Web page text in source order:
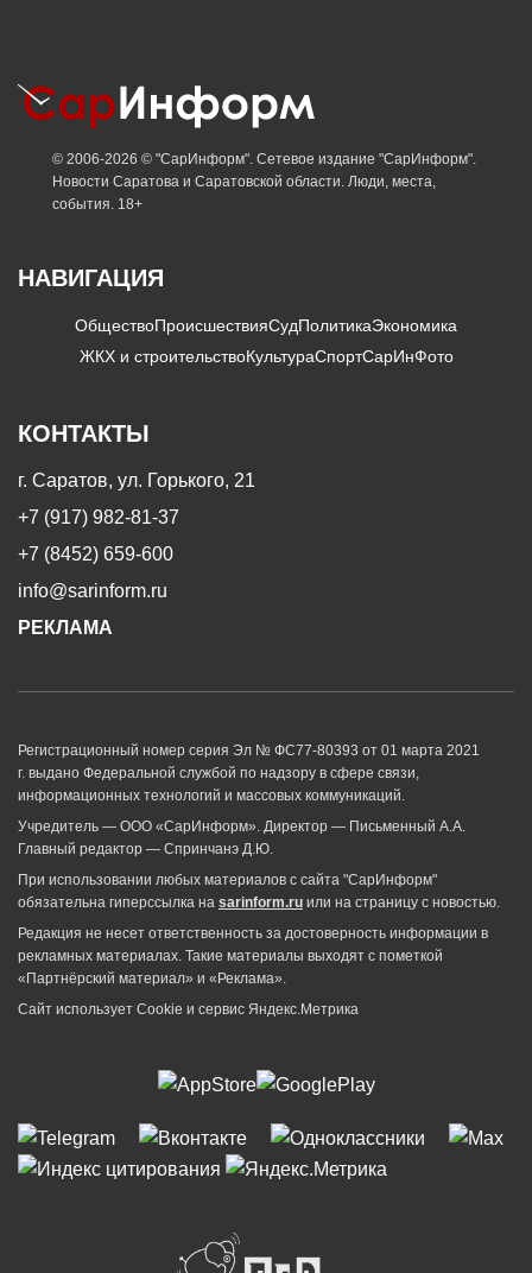
© 2006-2026 © "СарИнформ". Сетевое издание "СарИнформ".
Новости Саратова и Саратовской области. Люди, места,
события. 18+
НАВИГАЦИЯ
ОбществоПроисшествияСудПолитикаЭкономика
ЖКХ и строительствоКультураСпортСарИнФото
КОНТАКТЫ
г. Саратов, ул. Горького, 21
+7 (917) 982-81-37
+7 (8452) 659-600
info@sarinform.ru
РЕКЛАМА
Регистрационный номер серия Эл № ФС77-80393 от 01 марта 2021
г. выдано Федеральной службой по надзору в сфере связи,
информационных технологий и массовых коммуникаций.
Учредитель — ООО «СарИнформ». Директор — Письменный А.А.
Главный редактор — Спринчанэ Д.Ю.
При использовании любых материалов с сайта "СарИнформ"
обязательна гиперссылка на sarinform.ru или на страницу с новостью.
Редакция не несет ответственность за достоверность информации в
рекламных материалах. Такие материалы выходят с пометкой
«Партнёрский материал» и «Реклама».
Сайт использует Cookie и сервиc Яндекс.Метрика